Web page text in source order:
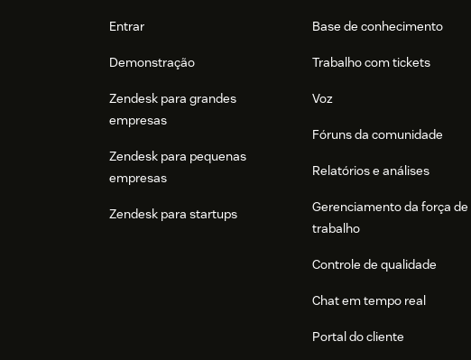
Entrar
Demonstração
Zendesk para grandes
empresas
Zendesk para pequenas
empresas
Zendesk para startups
Base de conhecimento
Trabalho com tickets
Voz
Fóruns da comunidade
Relatórios e análises
Gerenciamento da força de
trabalho
Controle de qualidade
Chat em tempo real
Portal do cliente